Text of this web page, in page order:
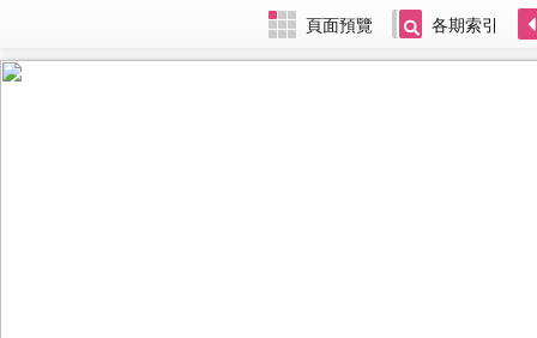
頁面預覽 各期索引